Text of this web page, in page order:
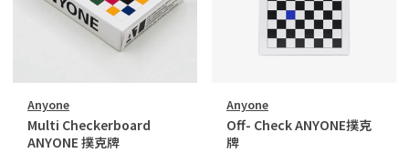
Anyone
Multi Checkerboard
ANYONE 撲克牌
Anyone
Off- Check ANYONE撲克
牌